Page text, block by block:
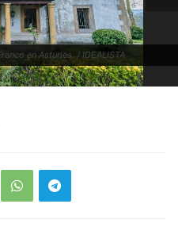
en Asturies. / IDEALISTA